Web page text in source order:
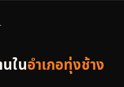
ในอำเภอทุ่งช้าง